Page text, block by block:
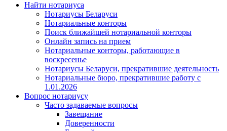
Найти нотариуса
Нотариусы Беларуси
Нотариальные конторы
Поиск ближайшей нотариальной конторы
Онлайн запись на прием
Нотариальные конторы, работающие в
воскресенье
Нотариусы Беларуси, прекратившие деятельность
Нотариальные бюро, прекратившие работу с
1.01.2026
Вопрос нотариусу
Часто задаваемые вопросы
Завещание
Доверенности